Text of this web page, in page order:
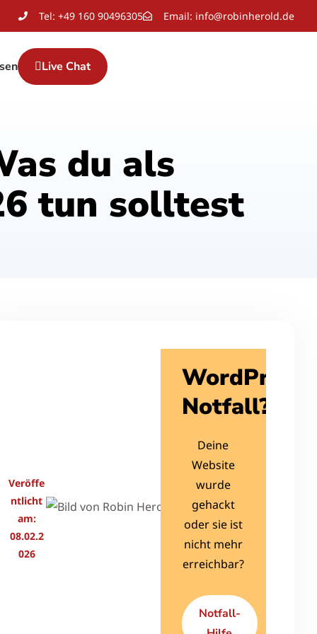
Tel: +49 160 90496305 Email: info@robinherold.de
Live Chat
du als
tun solltest
Veröffe
ntlicht
am:
08.02.2
026
Robin
Herold
Ich löse
WordPress
Problem
und
schreibe
hier über
Tipps und
Tricks rund
WordPress,
Sicherheit
WordPress
Notfall?
Deine
Website
wurde
gehackt
oder sie ist
nicht mehr
erreichbar?
Notfall-